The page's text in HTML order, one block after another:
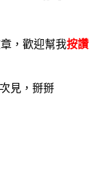
，歡迎幫我按讚
見，掰掰